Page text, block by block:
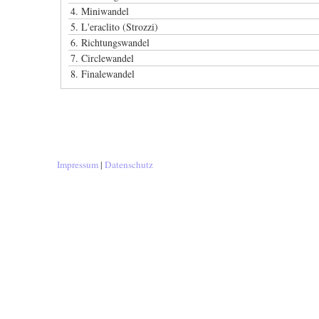
4. Miniwandel
5. L'eraclito (Strozzi)
6. Richtungswandel
7. Circlewandel
8. Finalewandel
Impressum | Datenschutz